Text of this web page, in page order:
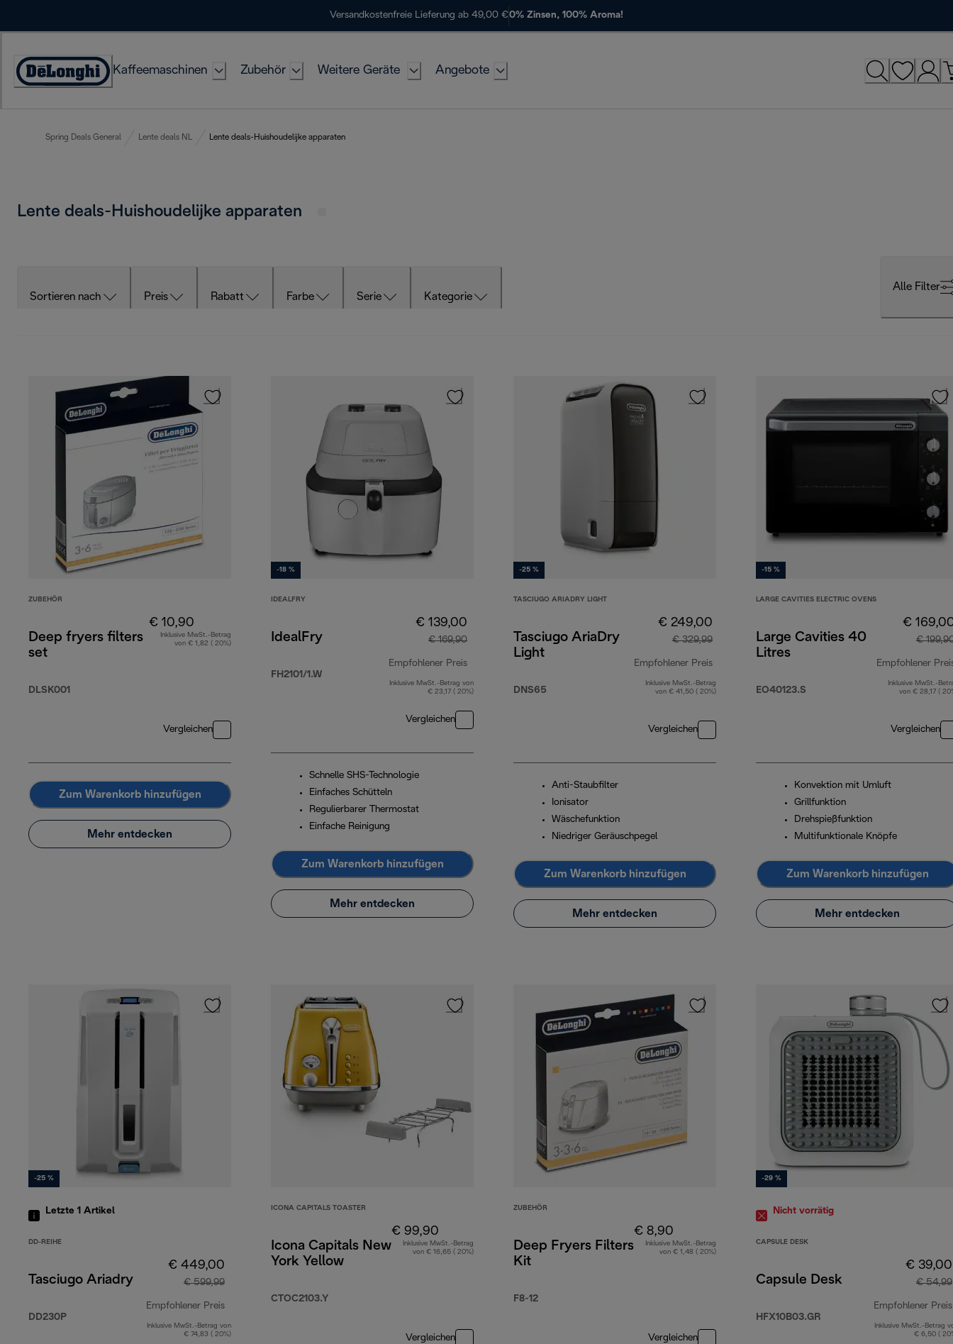
Versandkostenfreie Lieferung ab 49,00 €0% Zinsen, 100% Aroma!
Erklärung
Kaffeemaschinen Zubehör Weitere Geräte Angebote
Spring Deals General Lente deals NL Lente deals-Huishoudelijke apparaten
Lente deals-Huishoudelijke apparaten
Sortieren nach Preis Rabatt Farbe Serie Kategorie
Alle Filter
ZUBEHÖR
Deep fryers filters
set
DLSK001
€ 10,90
Inklusive MwSt.-Betrag
von € 1,82 ( 20%)
Vergleichen
Zum Warenkorb hinzufügen
Mehr entdecken
-18 %
IDEALFRY
IdealFry
FH2101/1.W
€ 139,00
€ 169,90
Empfohlener Preis
Originalpreis € 169,90
Inklusive MwSt.-Betrag von
€ 23,17 ( 20%)
Vergleichen
Schnelle SHS-Technologie
Einfaches Schütteln
Regulierbarer Thermostat
Einfache Reinigung
Zum Warenkorb hinzufügen
Mehr entdecken
-25 %
TASCIUGO ARIADRY LIGHT
Tasciugo AriaDry
Light
DNS65
€ 249,00
€ 329,99
Empfohlener Preis
Originalpreis € 329,99
Inklusive MwSt.-Betrag
von € 41,50 ( 20%)
Vergleichen
Anti-Staubfilter
Ionisator
Wäschefunktion
Niedriger Geräuschpegel
Zum Warenkorb hinzufügen
Mehr entdecken
-15 %
LARGE CAVITIES ELECTRIC OVENS
Large Cavities 40
Litres
EO40123.S
€
€
Empfohlener
Inklusive MwSt.-
von € 28,17 (
Vergleichen
Konvektion mit Umluft
Grillfunktion
Drehspießfunktion
Multifunktionale Knöpfe
Zum Warenkorb hinzufügen
Mehr entdecken
-25 %
Letzte 1 Artikel
DD-REIHE
Tasciugo Ariadry
DD230P
€ 449,00
€ 599,99
Empfohlener Preis
Originalpreis € 599,99
Inklusive MwSt.-Betrag von
€ 74,83 ( 20%)
ICONA CAPITALS TOASTER
Icona Capitals New
York Yellow
CTOC2103.Y
€ 99,90
Inklusive MwSt.-Betrag
von € 16,65 ( 20%)
Vergleichen
ZUBEHÖR
Deep Fryers Filters
Kit
F8-12
€ 8,90
Inklusive MwSt.-Betrag
von € 1,48 ( 20%)
Vergleichen
-29 %
Nicht vorrätig
CAPSULE DESK
Capsule Desk
HFX10B03.GR
€ 39,00
€ 54,99
Empfohlener Preis
Inklusive MwSt.-Betrag
€ 6,50 (